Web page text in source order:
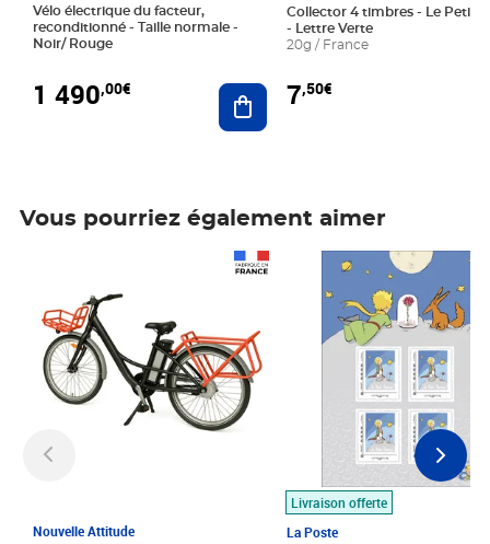
Vélo électrique du facteur,
reconditionné - Taille normale -
Noir/ Rouge
1 490,00€ Ajouter au panier
Collector 4 timbres - Le Petit
- Lettre Verte
20g / France
7,50€
Vous pourriez également aimer
Nouvelle Attitude
Livraison offerte
La Poste
Prix 7,50€